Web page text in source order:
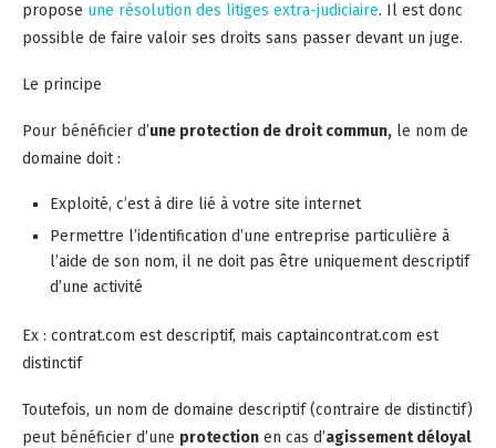
propose une résolution des litiges extra-judiciaire. Il est donc
possible de faire valoir ses droits sans passer devant un juge.
Le principe
Pour bénéficier d’une protection de droit commun, le nom de
domaine doit :
Exploité, c’est à dire lié à votre site internet
Permettre l’identification d’une entreprise particulière à
l’aide de son nom, il ne doit pas être uniquement descriptif
d’une activité
Ex : contrat.com est descriptif, mais captaincontrat.com est
distinctif
Toutefois, un nom de domaine descriptif (contraire de distinctif)
peut bénéficier d’une protection en cas d’agissement déloyal